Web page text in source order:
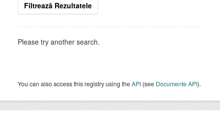
Filtrează Rezultatele
Please try another search.
You can also access this registry using theAPI (see Documente API).